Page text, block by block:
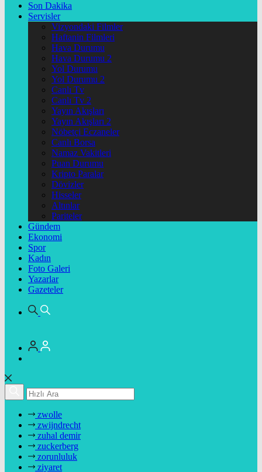
Son Dakika
Servisler
Vizyondaki Filmler
Haftanin Filmleri
Hava Durumu
Hava Durumu 2
Yol Durumu
Yol Durumu 2
Canlı Tv
Canlı Tv 2
Yayın Akışları
Yayın Akışları 2
Nöbetçi Eczaneler
Canlı Borsa
Namaz Vakitleri
Puan Durumu
Kripto Paralar
Dövizler
Hisseler
Altınlar
Pariteler
Gündem
Ekonomi
Spor
Kadın
Foto Galeri
Yazarlar
Gazeteler
zwolle
zwijndrecht
zuhal demir
zuckerberg
zorunluluk
ziyaret